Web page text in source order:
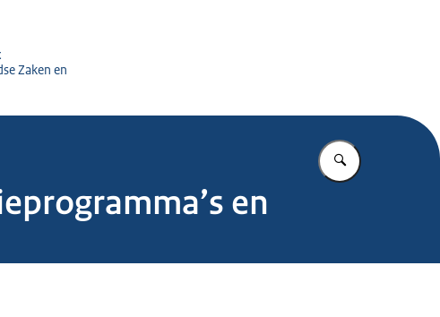
Zaken en
Vul in wat u
en